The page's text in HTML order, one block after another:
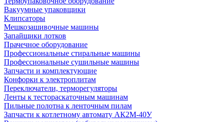
Вакуумные упаковщики
Клипсаторы
Мешкозашивочные машины
Запайщики лотков
Прачечное оборудование
Профессиональные стиральные машины
Профессиональные сушильные машины
Запчасти и комплектующие
Конфорки к электроплитам
Переключатели, терморегуляторы
Ленты к тестораскаточным машинам
Пильные полотна к ленточным пилам
Запчасти к котлетному автомату АК2М-40У